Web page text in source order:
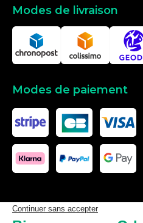
Modes de livraison
Modes de paiement
Les données affichées ici,